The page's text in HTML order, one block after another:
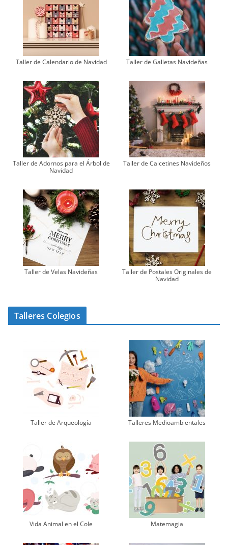
Taller de Calendario de Navidad Taller de Galletas Navideñas
Taller de Adornos para el Árbol de
Navidad
Taller de Calcetines Navideños
Taller de Velas Navideñas
Taller de Postales Originales de
Navidad
Talleres Colegios
Taller de Arqueología Talleres Medioambientales
Vida Animal en el Cole Matemagia